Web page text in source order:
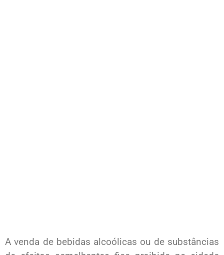
A venda de bebidas alcoólicas ou de substâncias